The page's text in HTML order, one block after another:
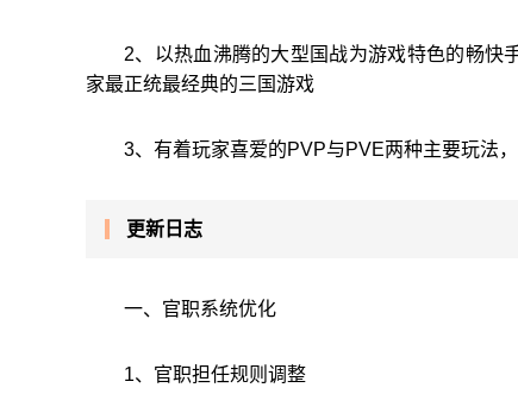
2、以热血沸腾的大型国战为游戏特色的畅快
家最正统最经典的三国游戏
3、有着玩家喜爱的PVP与PVE两种主要玩法
更新日志
一、官职系统优化
1、官职担任规则调整